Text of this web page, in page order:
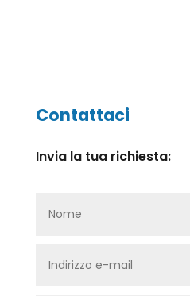
Contattaci
Invia la tua richiesta: